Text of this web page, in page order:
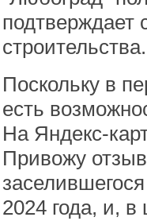
подтверждает
строительства.
Поскольку в
есть
На Яндекс-
Привожу
2024 года, и,